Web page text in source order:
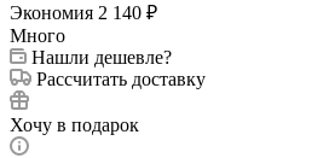
Экономия 2 140 ₽
Много
Нашли дешевле?
Рассчитать доставку
Хочу в подарок